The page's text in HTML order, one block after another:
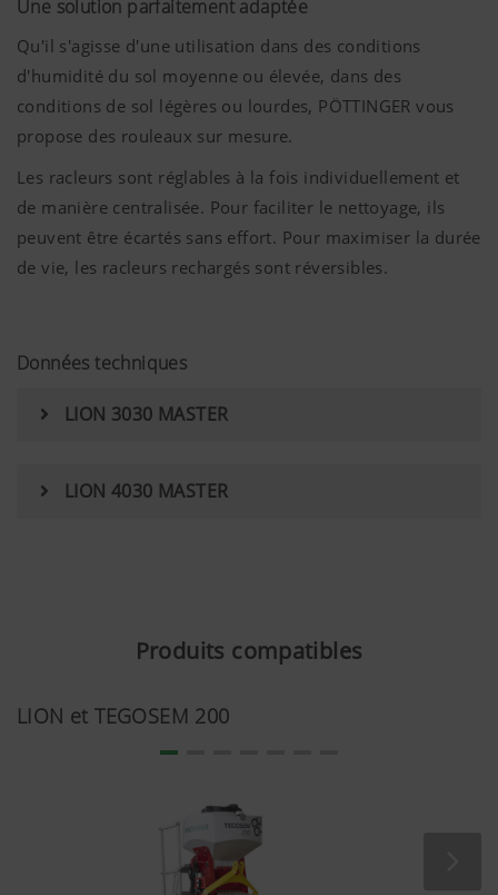
Plus d'infos
Une solution parfaitement adaptée
Qu'il s'agisse d'une utilisation dans des conditions
d'humidité du sol moyenne ou élevée, dans des
conditions de sol légères ou lourdes, PÖTTINGER vous
propose des rouleaux sur mesure.
Les racleurs sont réglables à la fois individuellement et
de manière centralisée. Pour faciliter le nettoyage, ils
peuvent être écartés sans effort. Pour maximiser la durée
de vie, les racleurs rechargés sont réversibles.
Données techniques
LION 3030 MASTER
LION 4030 MASTER
Produits compatibles
LION et TEGOSEM 200